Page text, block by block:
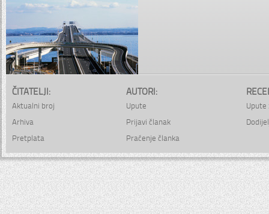
ČITATELJI:
Aktualni broj
Arhiva
Pretplata
AUTORI:
Upute
Prijavi članak
Praćenje članka
Upute